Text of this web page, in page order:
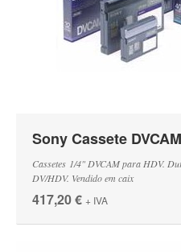
Sony Cassete
Cassetes 1/4" DVCAM para HDV.
DV/HDV. Vendido em caix
417,20 € + IVA